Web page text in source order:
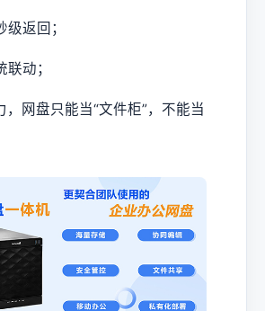
返回；
动；
，网盘只能当“文件柜”，不能当